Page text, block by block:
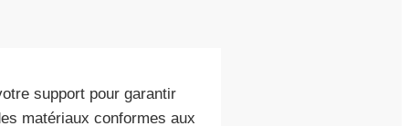
support pour garantir
matériaux conformes aux